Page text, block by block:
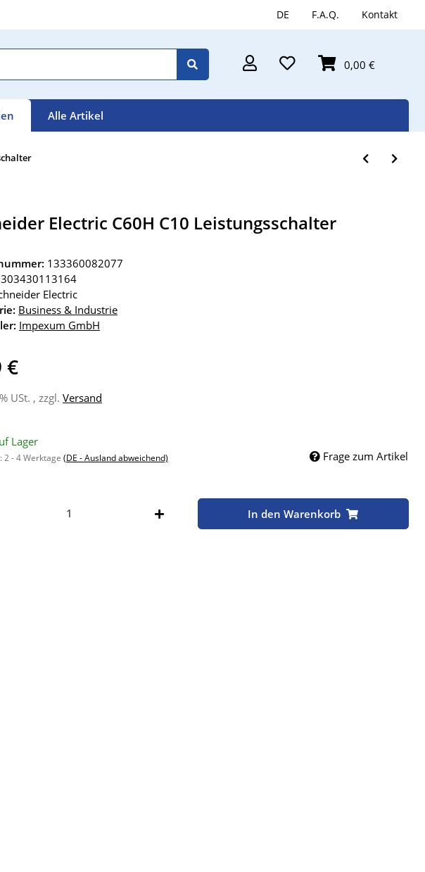
DE F.A.Q. Kontakt
0,00 €
Alle Artikel
Electric C60H C10 Leistungsschalter
133360082077
Electric
Business & Industrie
Impexum GmbH
€
USt. , zzgl. Versand
Lager
2 - 4 Werktage (DE - Ausland abweichend) Frage zum Artikel
In den Warenkorb